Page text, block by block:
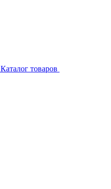
Каталог товаров